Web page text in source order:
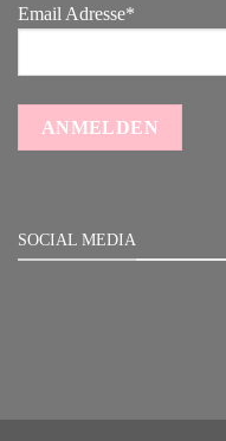
Email Adresse*
SOCIAL MEDIA